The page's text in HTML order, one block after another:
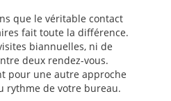
que le véritable contact
fait toute la différence.
biannuelles, ni de
deux rendez-vous.
pour une autre approche
rythme de votre bureau.